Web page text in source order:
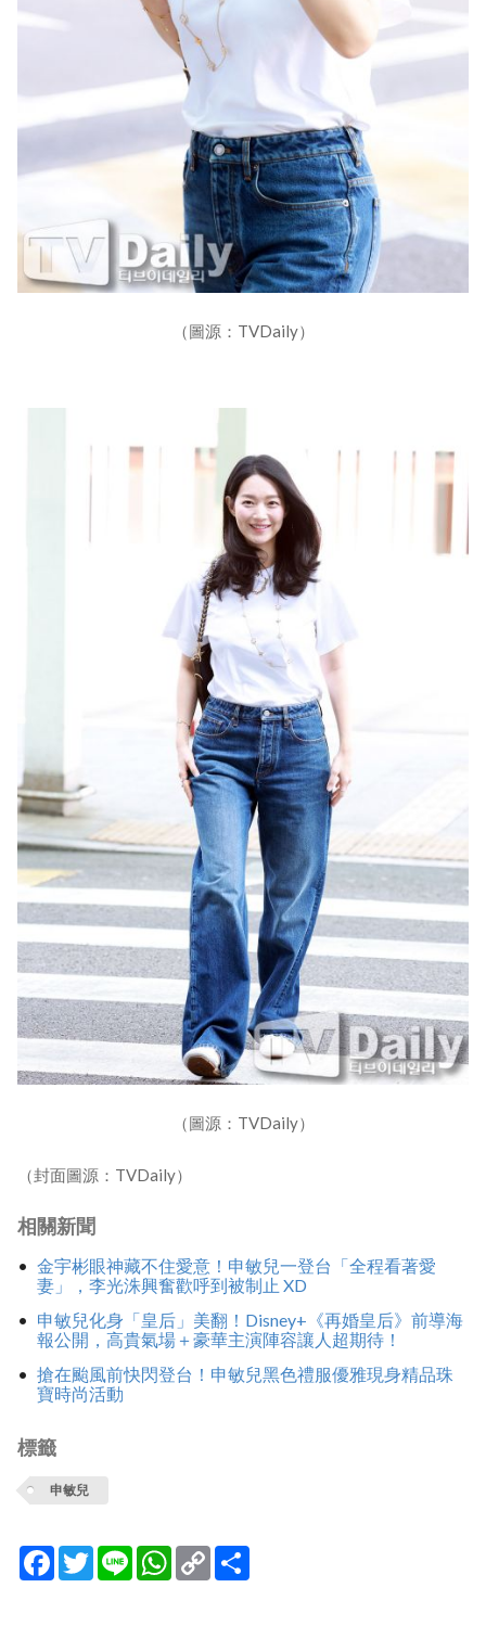
（圖源：TVDaily）
（圖源：TVDaily）
（封面圖源：TVDaily）
相關新聞
金宇彬眼神藏不住愛意！申敏兒一登台「全程看著愛
妻」，李光洙興奮歡呼到被制止 XD
申敏兒化身「皇后」美翻！Disney+《再婚皇后》前導海
報公開，高貴氣場＋豪華主演陣容讓人超期待！
搶在颱風前快閃登台！申敏兒黑色禮服優雅現身精品珠
寶時尚活動
標籤
申敏兒
Facebook
TwitterLine WhatsApp
Copy
Link